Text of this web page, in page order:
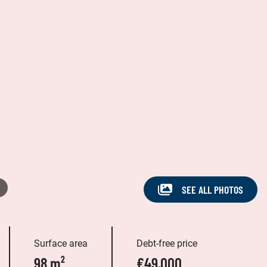
SEE ALL PHOTOS
Surface area
98 m²
Debt-free price
€49,000